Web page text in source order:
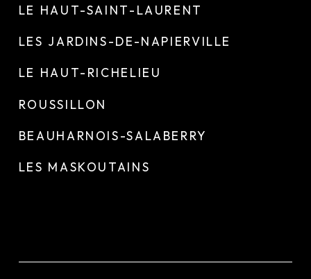
LE HAUT-SAINT-LAURENT
LES JARDINS-DE-NAPIERVILLE
LE HAUT-RICHELIEU
ROUSSILLON
BEAUHARNOIS-SALABERRY
LES MASKOUTAINS